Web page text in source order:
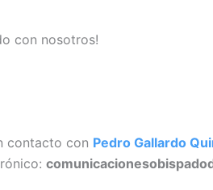
con nosotros!
contacto con Pedro Gallardo